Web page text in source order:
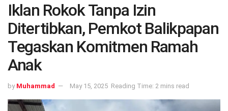
Iklan Rokok Tanpa Izin
Ditertibkan, Pemkot Balikpapan
Tegaskan Komitmen Ramah
Anak
by Muhammad May 15, 2025 Reading Time: 2 mins read